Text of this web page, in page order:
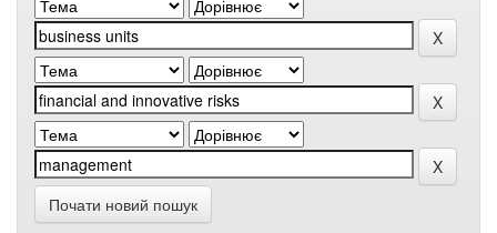
Почати новий пошук